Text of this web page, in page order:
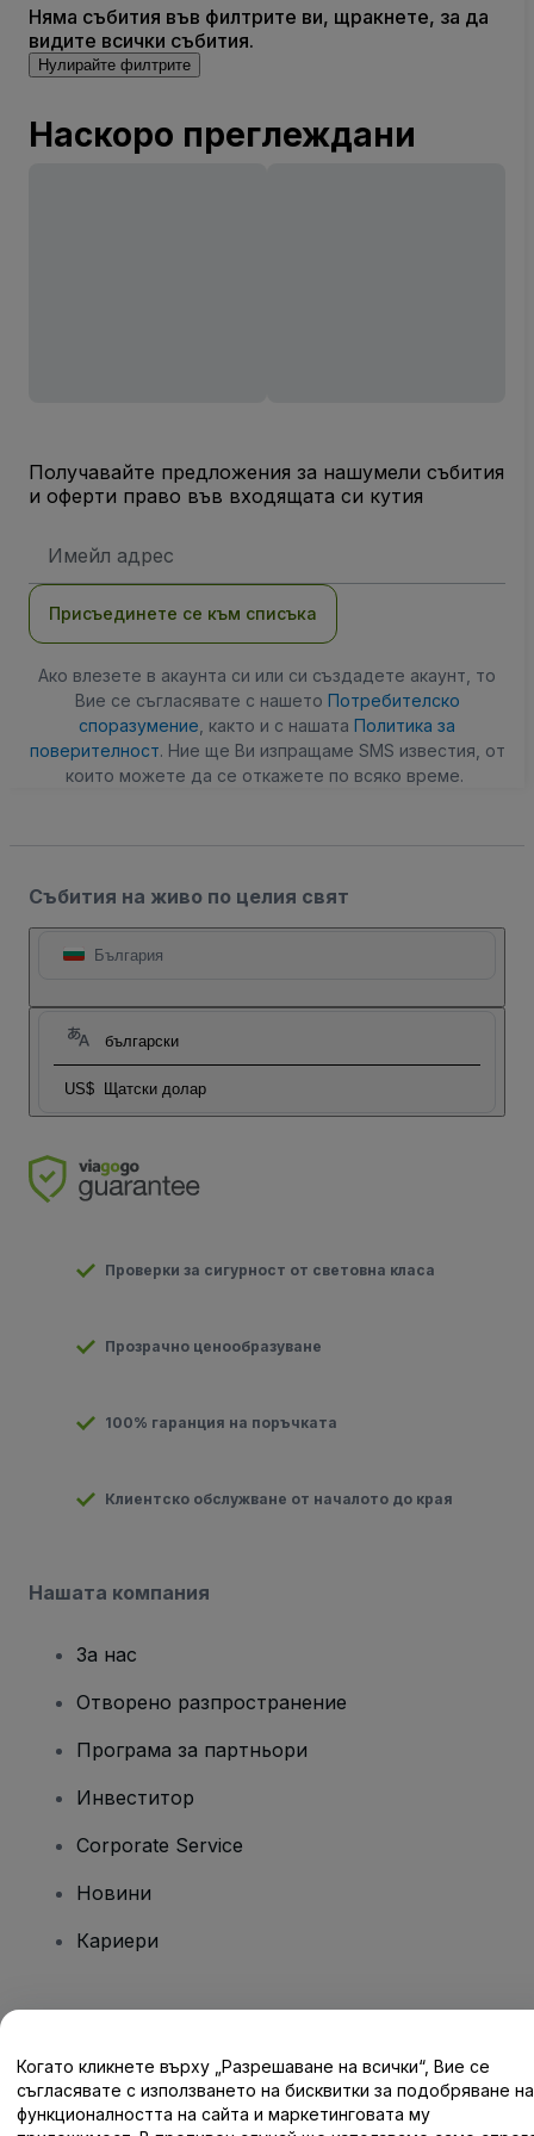
Няма събития във филтрите ви, щракнете, за да
видите всички събития.
Нулирайте филтрите
Наскоро преглеждани
Получавайте предложения за нашумели събития
и оферти право във входящата си кутия
адрес
Присъединете се към списъка
Ако влезете в акаунта си или си създадете акаунт, то
Вие се съгласявате с нашето Потребителско
споразумение , както и с нашата Политика за
поверителност. Ние ще Ви изпращаме SMS известия, от
които можете да се откажете по всяко време.
Събития на живо по целия свят
България
български
US$ Щатски долар
Проверки за сигурност от световна класа
Прозрачно ценообразуване
100% гаранция на поръчката
Клиентско обслужване от началото до края
Нашата компания
За нас
Отворено разпространение
Програма за партньори
Инвеститор
Corporate Service
Новини
Кариери
Помощен център / Свържете се с нас
Когато кликнете върху „Разрешаване на всички“, Вие се
съгласявате с използването на бисквитки за подобряване на
функционалността на сайта и маркетинговата му